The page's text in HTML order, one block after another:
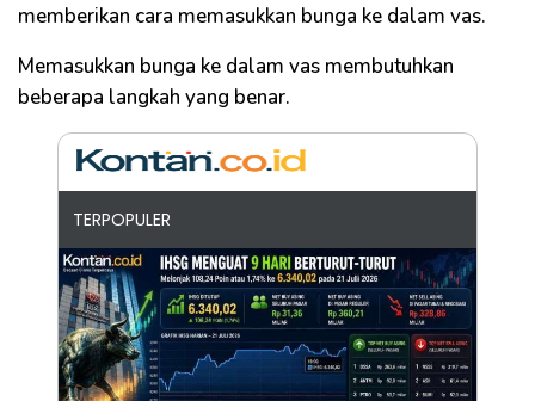
memberikan cara memasukkan bunga ke dalam vas.
Memasukkan bunga ke dalam vas membutuhkan
beberapa langkah yang benar.
TERPOPULER